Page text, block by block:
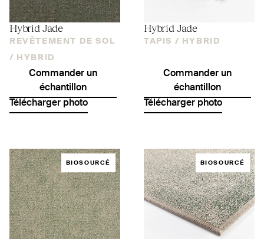
Hybrid Jade
REVÊTEMENT DE SOL
/
HYBRID
Commander un
échantillon
Télécharger photo
Hybrid Jade
TAPIS / HYBRID
Commander un
échantillon
Télécharger photo
BIOSOURCÉ BIOSOURCÉ